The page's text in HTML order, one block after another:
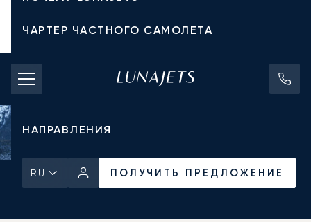
ЧАРТЕР ЧАСТНОГО САМОЛЕТА
СТОИМОСТЬ ЧАРТЕРА
ЧАСТНЫЕ САМОЛЕТЫ
НАПРАВЛЕНИЯ
RU
ПОЛУЧИТЬ ПРЕДЛОЖЕНИЕ
ПОЛУЧИТЬ ПРЕДЛОЖЕНИЕ